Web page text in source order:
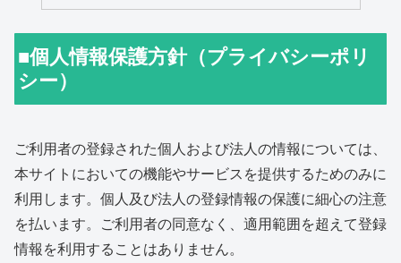
■個人情報保護方針（プライバシーポリ
シー）
ご利用者の登録された個人および法人の情報については、
本サイトにおいての機能やサービスを提供するためのみに
利用します。個人及び法人の登録情報の保護に細心の注意
を払います。ご利用者の同意なく、適用範囲を超えて登録
情報を利用することはありません。